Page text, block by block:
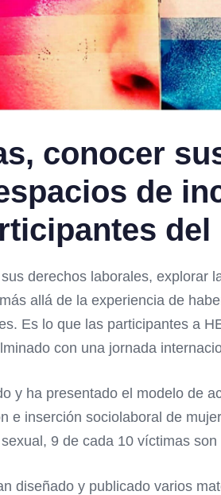
conocer
de
derechos laborales, explorar
allá de la experiencia de
Es lo que las participantes a
con una jornada
y ha presentado el modelo de
e inserción sociolaboral de
9 de cada 10 víctimas
diseñado y publicado varios